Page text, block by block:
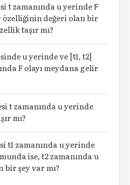
t zamanında u yerinde F
değeri olan bir
taşır mı?
u yerinde ve [t1, t2]
F olayı meydana gelir
t zamanında u yerinde
mı?
t1 zamanında u yerinde
ise, t2 zamanında u
bir şey var mı?